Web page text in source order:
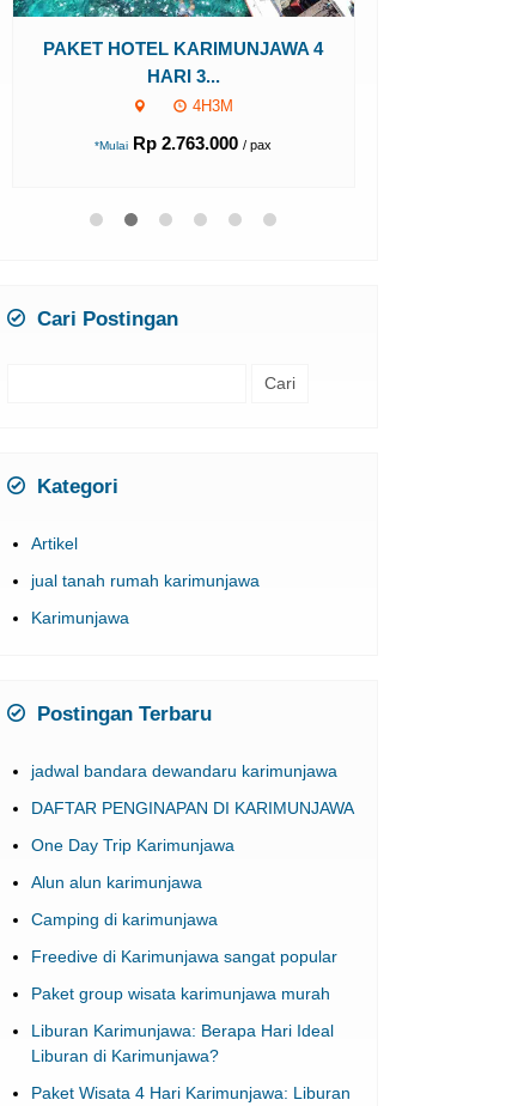
PAKET HOTEL KARIMUNJAWA 4
HARI 3...
4H3M
*Mulai Rp 2.763.000 / pax
Cari Postingan
Kategori
Artikel
jual tanah rumah karimunjawa
Karimunjawa
Postingan Terbaru
jadwal bandara dewandaru karimunjawa
DAFTAR PENGINAPAN DI KARIMUNJAWA
One Day Trip Karimunjawa
Alun alun karimunjawa
Camping di karimunjawa
Freedive di Karimunjawa sangat popular
Paket group wisata karimunjawa murah
Liburan Karimunjawa: Berapa Hari Ideal
Liburan di Karimunjawa?
Paket Wisata 4 Hari Karimunjawa: Liburan